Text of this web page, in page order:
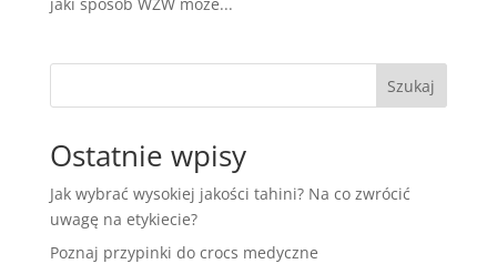
Szukaj
Ostatnie wpisy
Jak wybrać wysokiej jakości tahini? Na co zwrócić
uwagę na etykiecie?
Poznaj przypinki do crocs medyczne